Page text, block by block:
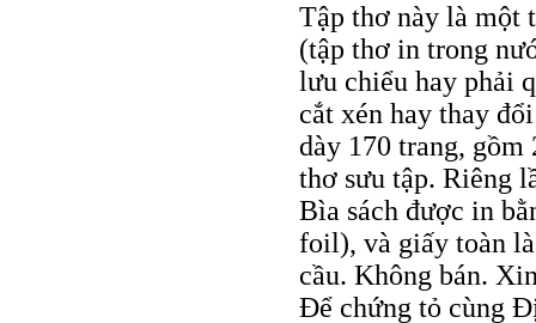
Tập thơ này là một
(tập thơ in trong
lưu chiểu hay phải
cắt xén hay thay
dày 170 trang, gồm
thơ sưu tập. Riêng
Bìa sách được in
foil), và giấy toàn
cầu. Không bán.
Ðể chứng tỏ cùng